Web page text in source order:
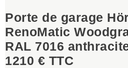
Porte de garage
RenoMatic
RAL 7016
1210 € TTC